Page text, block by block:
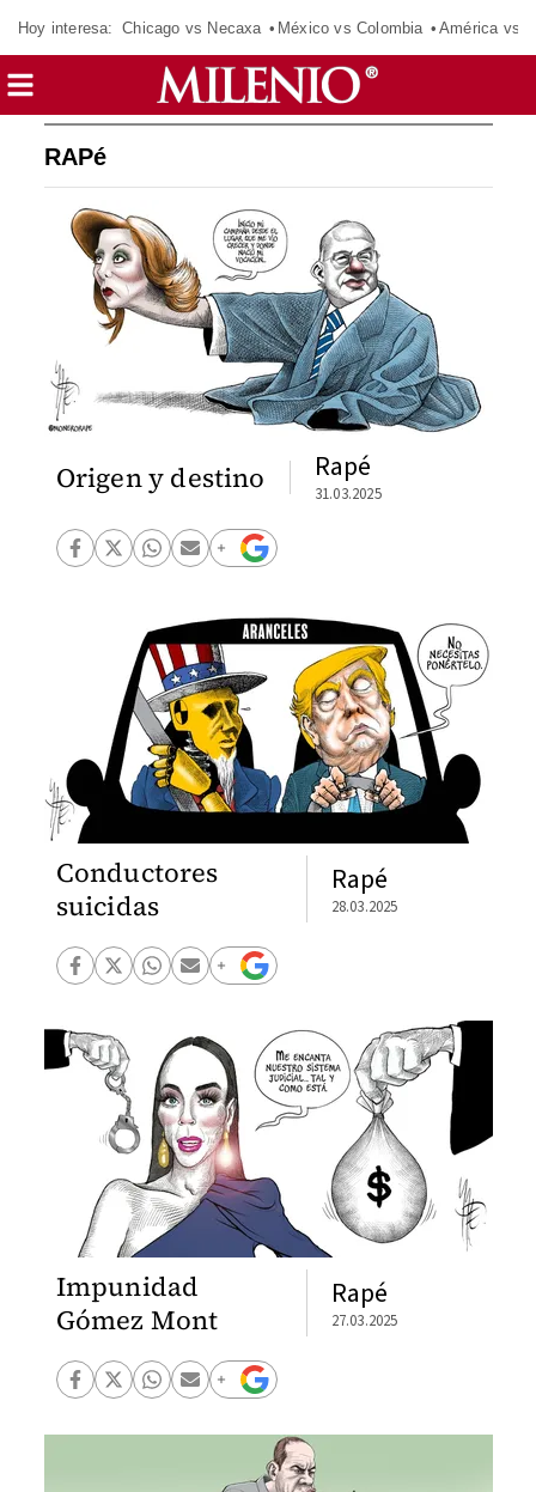
Hoy interesa: Chicago vs Necaxa México vs Colombia América vs
RAPé
Origen y destino Rapé
31.03.2025
Conductores
suicidas
Rapé
28.03.2025
Impunidad
Gómez Mont
Rapé
27.03.2025